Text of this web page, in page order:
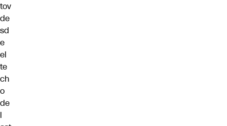
tov
de
sd
e
el
te
ch
o
de
l